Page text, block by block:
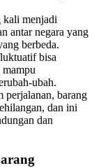
kali menjadi
antar negara yang
berbeda.
bisa
mampu
ubah.
perjalanan, barang
dan ini
dan